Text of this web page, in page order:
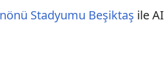
Stadyumu Beşiktaş ile